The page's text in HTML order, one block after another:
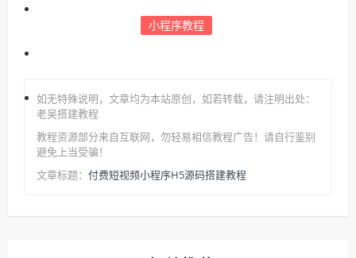
教程地址:
小程序教程
如无特殊说明，文章均为本站原创 ，如若转载，请注明出处：
老吴搭建教程
教程资源部分来自互联网，勿轻易相信教程广告！请自行鉴别
避免上当受骗！
文章标题： 付费短视频小程序H5源码搭建教程